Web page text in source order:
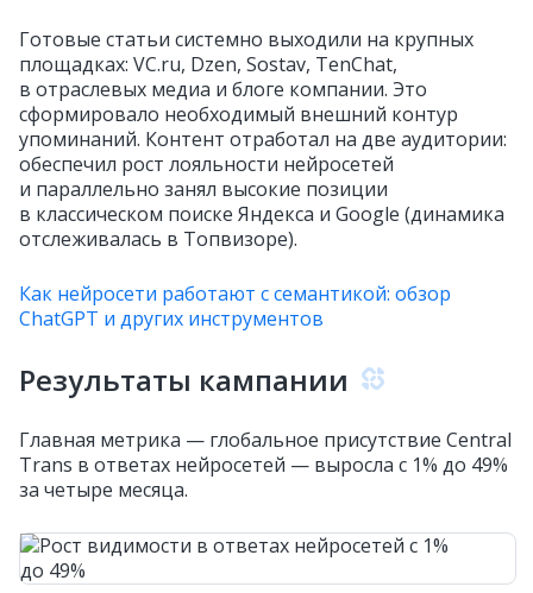
Готовые статьи системно выходили на крупных
площадках: VC.ru, Dzen, Sostav, TenChat,
в отраслевых медиа и блоге компании. Это
сформировало необходимый внешний контур
упоминаний. Контент отработал на две аудитории:
обеспечил рост лояльности нейросетей
и параллельно занял высокие позиции
в классическом поиске Яндекса и Google (динамика
отслеживалась в Топвизоре).
Как нейросети работают с семантикой: обзор
ChatGPT и других инструментов
Результаты кампании
Главная метрика — глобальное присутствие Central
Trans в ответах нейросетей — выросла с 1% до 49%
за четыре месяца.